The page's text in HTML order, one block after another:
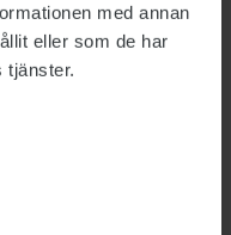
med annan
eller som de har
för sitt stora
som jurist på
lurarna.